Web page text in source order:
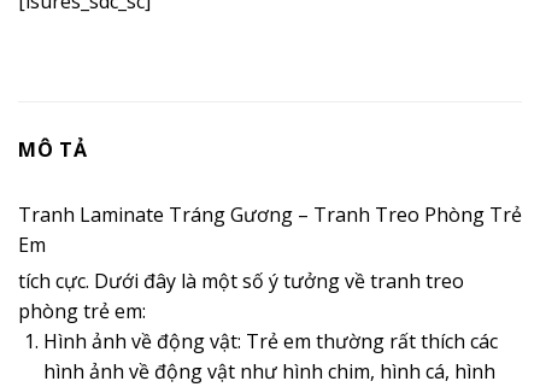
MÔ TẢ
Tranh Laminate Tráng Gương – Tranh Treo Phòng Trẻ
Em
tích cực. Dưới đây là một số ý tưởng về tranh treo
phòng trẻ em:
Hình ảnh về động vật: Trẻ em thường rất thích các
hình ảnh về động vật như hình chim, hình cá, hình